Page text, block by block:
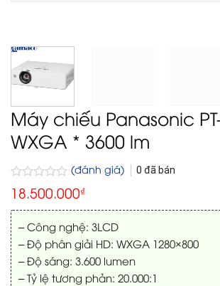
Máy chiếu Panasonic
WXGA * 3600 lm
Được
xếp
hạng
0
5
sao
(đánh giá) 0 đã bán
18.500.000₫
– Công nghệ: 3LCD
– Độ phân giải HD: WXGA 1280×800
– Độ sáng: 3.600 lumen
– Tỷ lệ tương phản: 20.000:1